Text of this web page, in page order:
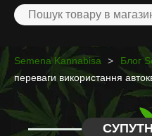
Semena Kannabisa Блог
переваги використання